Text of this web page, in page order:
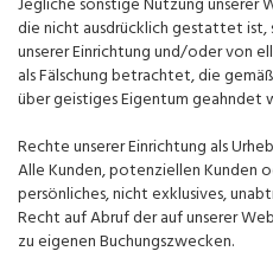
die nicht ausdrücklich gestattet
unserer Einrichtung und/oder von
als Fälschung betrachtet, die
über geistiges Eigentum geahndet
Rechte unserer Einrichtung als
Alle Kunden, potenziellen Kunden
persönliches, nicht exklusives,
Recht auf Abruf der auf unserer
zu eigenen Buchungszwecken.